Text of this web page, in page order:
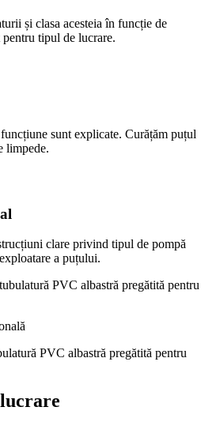
și clasa acesteia în funcție de
tipul de lucrare.
sunt explicate. Curățăm puțul
limpede.
clare privind tipul de pompă
a puțului.
PVC albastră pregătită pentru